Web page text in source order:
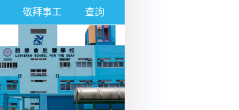
敬拜事工 查詢